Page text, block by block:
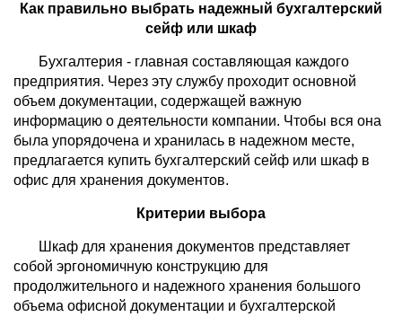
Как правильно выбрать надежный бухгалтерский
сейф или шкаф
Бухгалтерия - главная составляющая каждого
предприятия. Через эту службу проходит основной
объем документации, содержащей важную
информацию о деятельности компании. Чтобы вся она
была упорядочена и хранилась в надежном месте,
предлагается купить бухгалтерский сейф или шкаф в
офис для хранения документов.
Критерии выбора
Шкаф для хранения документов представляет
собой эргономичную конструкцию для
продолжительного и надежного хранения большого
объема офисной документации и бухгалтерской